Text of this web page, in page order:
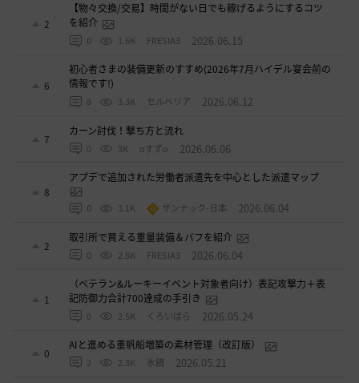
2
【物々交換/交易】時間がない日でも稼げるようにするコツ
を紹介
0 1.6K FRESIA3 2026.06.15
6
初心者さまの装備更新のすすめ(2026年7月ハイデル宴会前の
情報です!)
8 3.3K セルベリア 2026.06.12
7
カーン討伐！撃ち方と流れ
0 3K oすずo 2026.06.06
8
アプデで追加された労働者派遣先を中心とした派遣マップ
0 3.1K ザンナック-日本 2026.06.04
2
取引所で買える重量装備＆バフを紹介
0 2.8K FRESIA3 2026.06.04
1
（ベテラン&ルーキーイベント対象者向け）表記攻撃力＋表
記防御力合計700達成の手引き
0 2.5K くろいばら 2026.05.24
0
AIと進める重帆船増築の素材管理（改訂版）
2 2.3K 氷鏡 2026.05.21